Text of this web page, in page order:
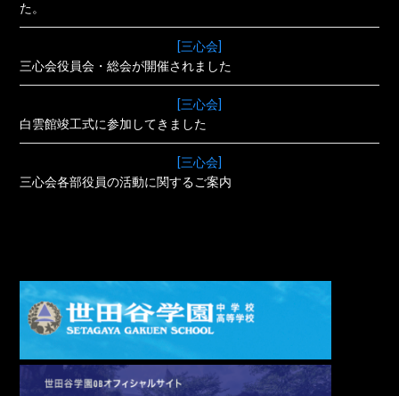
た。
[三心会]
三心会役員会・総会が開催されました
[三心会]
白雲館竣工式に参加してきました
[三心会]
三心会各部役員の活動に関するご案内